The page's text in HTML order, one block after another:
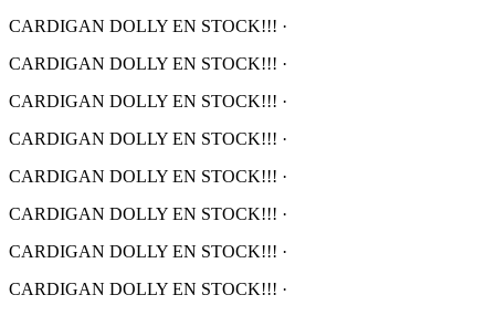
CARDIGAN DOLLY EN STOCK!!! ·
CARDIGAN DOLLY EN STOCK!!! ·
CARDIGAN DOLLY EN STOCK!!! ·
CARDIGAN DOLLY EN STOCK!!! ·
CARDIGAN DOLLY EN STOCK!!! ·
CARDIGAN DOLLY EN STOCK!!! ·
CARDIGAN DOLLY EN STOCK!!! ·
CARDIGAN DOLLY EN STOCK!!! ·